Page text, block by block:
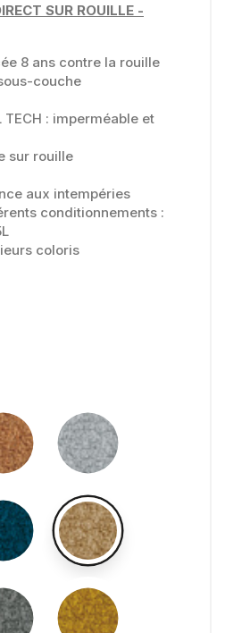
SUR ROUILLE -
8 ans contre la rouille
couche
TECH : imperméable et
sur rouille
aux intempéries
conditionnements :
coloris